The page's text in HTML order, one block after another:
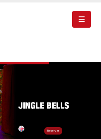
Reservar